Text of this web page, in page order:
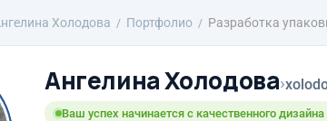
Холодова Портфолио Разработка
Ангелина Холодова›
Ваш успех начинается с качественного дизайна